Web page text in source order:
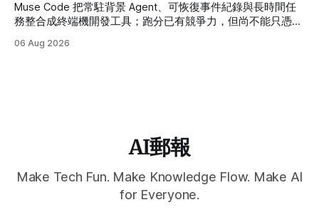
Muse Code 把常駐背景 Agent、可恢復事件紀錄與長時間任
務整合成終端機開發工具；跑分已有競爭力，但尚不能只憑
06 Aug 2026
AI郵報
Make Tech Fun. Make Knowledge Flow. Make AI
for Everyone.